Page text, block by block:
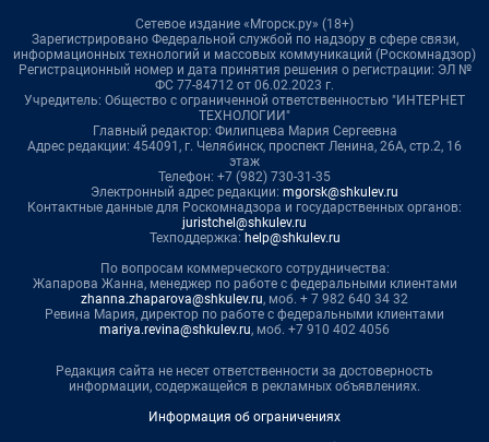
Сетевое издание «Мгорск.ру» (18+)
Зарегистрировано Федеральной службой по надзору в сфере связи,
информационных технологий и массовых коммуникаций (Роскомнадзор)
Регистрационный номер и дата принятия решения о регистрации: ЭЛ №
ФС 77-84712 от 06.02.2023 г.
Учредитель: Общество с ограниченной ответственностью "ИНТЕРНЕТ
ТЕХНОЛОГИИ"
Главный редактор: Филипцева Мария Сергеевна
Адрес редакции: 454091, г. Челябинск, проспект Ленина, 26А, стр.2, 16
этаж
Телефон: +7 (982) 730-31-35
Электронный адрес редакции: mgorsk@shkulev.ru
Контактные данные для Роскомнадзора и государственных органов:
juristchel@shkulev.ru
Техподдержка: help@shkulev.ru
По вопросам коммерческого сотрудничества:
Жапарова Жанна, менеджер по работе с федеральными клиентами
zhanna.zhaparova@shkulev.ru, моб. + 7 982 640 34 32
Ревина Мария, директор по работе с федеральными клиентами
mariya.revina@shkulev.ru, моб. +7 910 402 4056
Редакция сайта не несет ответственности за достоверность
информации, содержащейся в рекламных объявлениях.
Информация об ограничениях